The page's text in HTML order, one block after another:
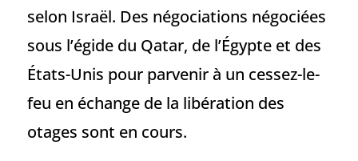
selon Israël. Des négociations négociées
sous l’égide du Qatar, de l’Égypte et des
États-Unis pour parvenir à un cessez-le-
feu en échange de la libération des
otages sont en cours.